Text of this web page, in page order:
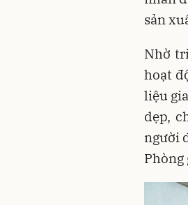
sản
Nhờ
hoạt
liệu
dẹp,
người
Phòng